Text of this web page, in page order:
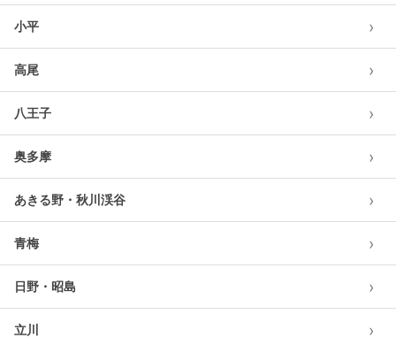
小平 ›
高尾 ›
八王子 ›
奥多摩 ›
あきる野・秋川渓谷 ›
青梅 ›
日野・昭島 ›
立川 ›